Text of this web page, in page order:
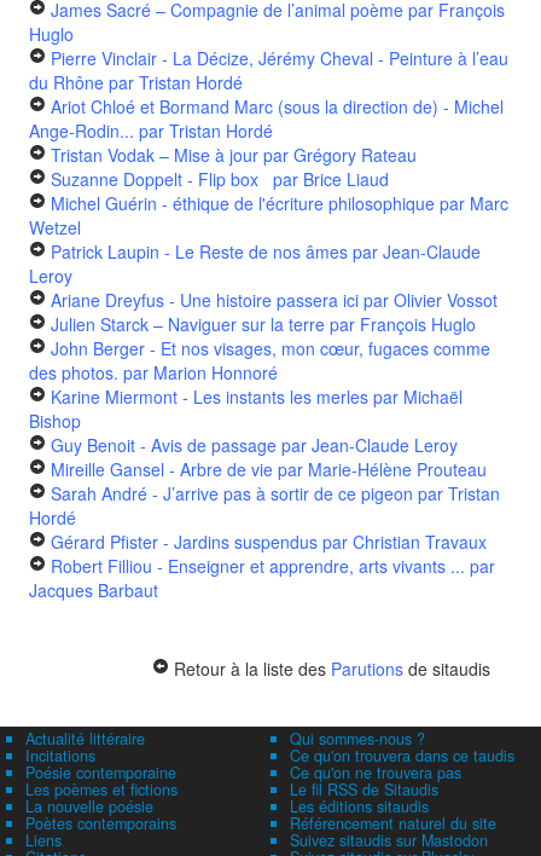
James Sacré – Compagnie de l’animal poème par François
Huglo
Pierre Vinclair - La Décize, Jérémy Cheval - Peinture à l’eau
du Rhône par Tristan Hordé
Ariot Chloé et Bormand Marc (sous la direction de) - Michel
Ange-Rodin... par Tristan Hordé
Tristan Vodak – Mise à jour par Grégory Rateau
Suzanne Doppelt - Flip box par Brice Liaud
Michel Guérin - éthique de l'écriture philosophique par Marc
Wetzel
Patrick Laupin - Le Reste de nos âmes par Jean-Claude
Leroy
Ariane Dreyfus - Une histoire passera ici par Olivier Vossot
Julien Starck – Naviguer sur la terre par François Huglo
John Berger - Et nos visages, mon cœur, fugaces comme
des photos. par Marion Honnoré
Karine Miermont - Les instants les merles par Michaël
Bishop
Guy Benoit - Avis de passage par Jean-Claude Leroy
Mireille Gansel - Arbre de vie par Marie-Hélène Prouteau
Sarah André - J’arrive pas à sortir de ce pigeon par Tristan
Hordé
Gérard Pfister - Jardins suspendus par Christian Travaux
Robert Filliou - Enseigner et apprendre, arts vivants ... par
Jacques Barbaut
Retour à la liste des Parutions de sitaudis
Actualité littéraire
Incitations
Poésie contemporaine
Les poèmes et fictions
La nouvelle poésie
Poètes contemporains
Liens
Qui sommes-nous ?
Ce qu'on trouvera dans ce taudis
Ce qu'on ne trouvera pas
Le fil RSS de Sitaudis
Les éditions sitaudis
Référencement naturel du site
Suivez sitaudis sur Mastodon